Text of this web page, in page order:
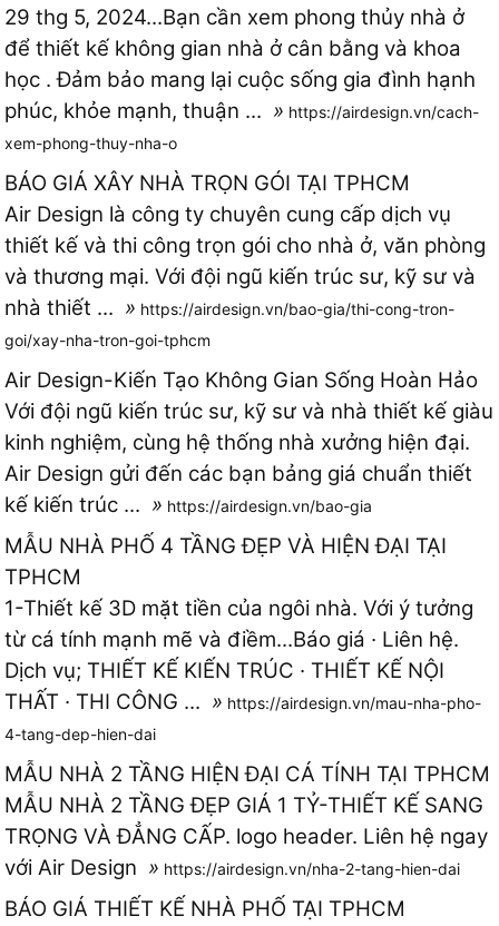
29 thg 5, 2024...Bạn cần xem phong thủy nhà ở
để thiết kế không gian nhà ở cân bằng và khoa
học . Đảm bảo mang lại cuộc sống gia đình hạnh
phúc, khỏe mạnh, thuận ... » https://airdesign.vn/cach-
xem-phong-thuy-nha-o
BÁO GIÁ XÂY NHÀ TRỌN GÓI TẠI TPHCM
Air Design là công ty chuyên cung cấp dịch vụ
thiết kế và thi công trọn gói cho nhà ở, văn phòng
và thương mại. Với đội ngũ kiến trúc sư, kỹ sư và
nhà thiết ... » https://airdesign.vn/bao-gia/thi-cong-tron-
goi/xay-nha-tron-goi-tphcm
Air Design-Kiến Tạo Không Gian Sống Hoàn Hảo
Với đội ngũ kiến trúc sư, kỹ sư và nhà thiết kế giàu
kinh nghiệm, cùng hệ thống nhà xưởng hiện đại.
Air Design gửi đến các bạn bảng giá chuẩn thiết
kế kiến trúc ... » https://airdesign.vn/bao-gia
MẪU NHÀ PHỐ 4 TẦNG ĐẸP VÀ HIỆN ĐẠI TẠI
TPHCM
1-Thiết kế 3D mặt tiền của ngôi nhà. Với ý tưởng
từ cá tính mạnh mẽ và điềm...Báo giá · Liên hệ.
Dịch vụ; THIẾT KẾ KIẾN TRÚC · THIẾT KẾ NỘI
THẤT · THI CÔNG ... » https://airdesign.vn/mau-nha-pho-
4-tang-dep-hien-dai
MẪU NHÀ 2 TẦNG HIỆN ĐẠI CÁ TÍNH TẠI TPHCM
MẪU NHÀ 2 TẦNG ĐẸP GIÁ 1 TỶ-THIẾT KẾ SANG
TRỌNG VÀ ĐẲNG CẤP. logo header. Liên hệ ngay
với Air Design » https://airdesign.vn/nha-2-tang-hien-dai
BÁO GIÁ THIẾT KẾ NHÀ PHỐ TẠI TPHCM